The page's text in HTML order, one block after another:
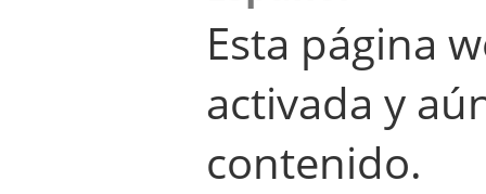
Esta página
activada y
contenido.